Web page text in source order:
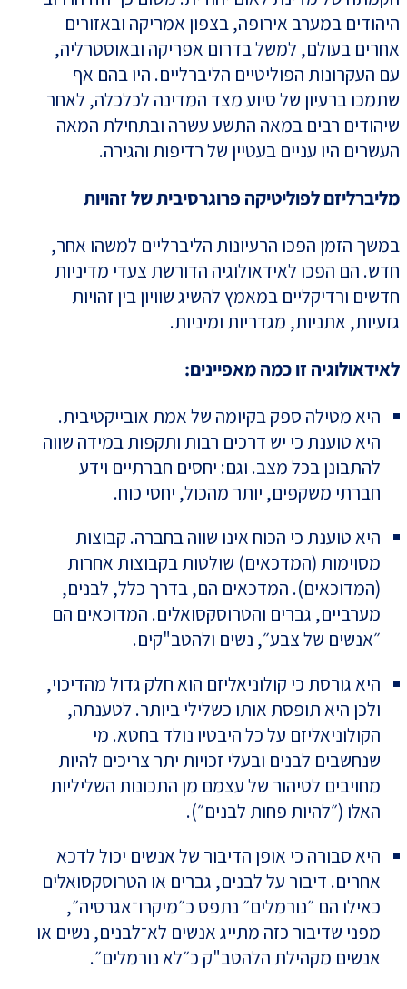
היהודים במערב אירופה, בצפון אמריקה ובאזורים
אחרים בעולם, למשל בדרום אפריקה ובאוסטרליה,
עם העקרונות הפוליטיים הליברליים. היו בהם אף
שתמכו ברעיון של סיוע מצד המדינה לכלכלה, לאחר
שיהודים רבים במאה התשע עשרה ובתחילת המאה
העשרים היו עניים בעטיין של רדיפות והגירה.
מליברליזם לפוליטיקה פרוגרסיבית של זהויות
במשך הזמן הפכו הרעיונות הליברליים למשהו אחר,
חדש. הם הפכו לאידאולוגיה הדורשת צעדי מדיניות
חדשים ורדיקליים במאמץ להשיג שוויון בין זהויות
גזעיות, אתניות, מגדריות ומיניות.
לאידאולוגיה זו כמה מאפיינים:
היא מטילה ספק בקיומה של אמת אובייקטיבית.
היא טוענת כי יש דרכים רבות ותקפות במידה שווה
להתבונן בכל מצב. וגם: יחסים חברתיים וידע
חברתי משקפים, יותר מהכול, יחסי כוח.
היא טוענת כי הכוח אינו שווה בחברה. קבוצות
מסוימות (המדכאים) שולטות בקבוצות אחרות
(המדוכאים). המדכאים הם, בדרך כלל, לבנים,
מערביים, גברים והטרוסקסואלים. המדוכאים הם
״אנשים של צבע״, נשים ולהטב"קים.
היא גורסת כי קולוניאליזם הוא חלק גדול מהדיכוי,
ולכן היא תופסת אותו כשלילי ביותר. לטענתה,
הקולוניאליזם על כל היבטיו נולד בחטא. מי
שנחשבים לבנים ובעלי זכויות יתר צריכים להיות
מחויבים לטיהור של עצמם מן התכונות השליליות
האלו (״להיות פחות לבנים״).
היא סבורה כי אופן הדיבור של אנשים יכול לדכא
אחרים. דיבור על לבנים, גברים או הטרוסקסואלים
כאילו הם ״נורמלים״ נתפס כ״מיקרו־אגרסיה״,
מפני שדיבור כזה מתייג אנשים לא־לבנים, נשים או
אנשים מקהילת הלהטב"ק כ״לא נורמלים״.